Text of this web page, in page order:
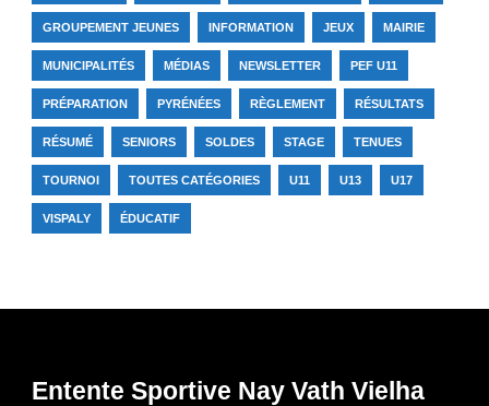
GROUPEMENT JEUNES INFORMATION JEUX MAIRIE
MUNICIPALITÉS MÉDIAS NEWSLETTER PEF U11
PRÉPARATION PYRÉNÉES RÈGLEMENT RÉSULTATS
RÉSUMÉ SENIORS SOLDES STAGE TENUES
TOURNOI TOUTES CATÉGORIES U11 U13 U17
VISPALY ÉDUCATIF
Entente Sportive Nay Vath Vielha